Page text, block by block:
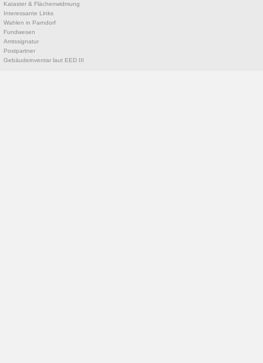
Kataster & Flächenwidmung
Interessante Links
Wahlen in Parndorf
Fundwesen
Amtssignatur
Postpartner
Gebäudeinventar laut EED III